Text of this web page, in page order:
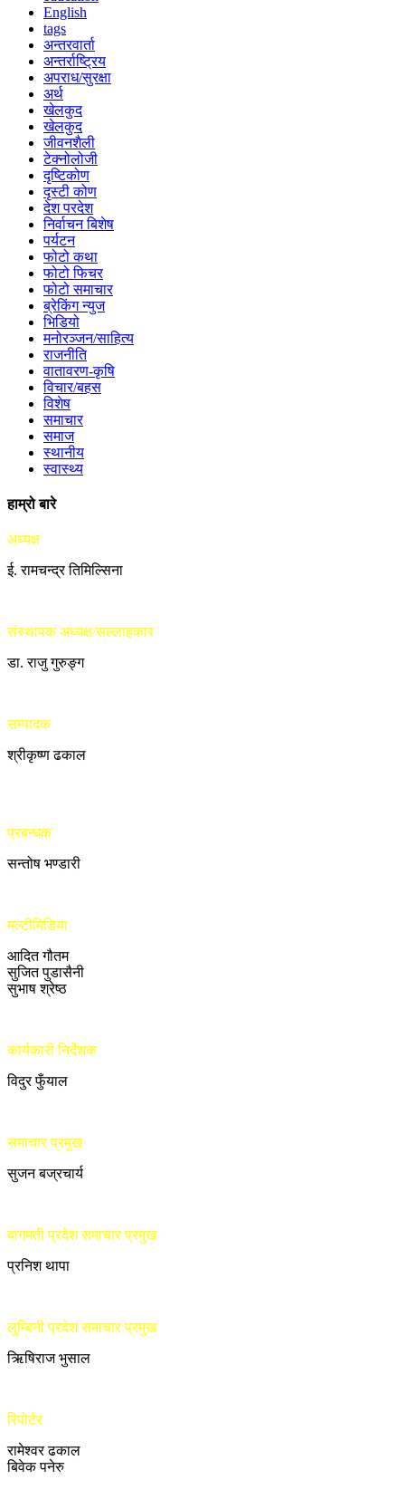
English
tags
अन्तरवार्ता
अन्तर्राष्ट्रिय
अपराध/सुरक्षा
अर्थ
खेलकुद
खेलकुद
जीवनशैली
टेक्नोलोजी
दृष्टिकोण
दृस्टी कोण
देश परदेश
निर्वाचन बिशेष
पर्यटन
फोटो कथा
फोटो फिचर
फोटो समाचार
ब्रेकिंग न्युज
भिडियो
मनोरञ्जन/साहित्य
राजनीति
वातावरण-कृषि
विचार/बहस
विशेष
समाचार
समाज
स्थानीय
स्वास्थ्य
हाम्रो बारे
अध्यक्ष
ई. रामचन्द्र तिमिल्सिना
संस्थापक अध्यक्ष/सल्लाहकार
डा. राजु गुरुङ्ग
सम्पादक
श्रीकृष्ण ढकाल
प्रबन्धक
सन्तोष भण्डारी
मल्टीमिडिया
आदित गौतम
सुजित पुडासैनी
सुभाष श्रेष्ठ
कार्यकारी निर्देशक
विदुर फुँयाल
समाचार प्रमुख
सुजन बज्रचार्य
बागमती प्रदेश समाचार प्रमुख
प्रनिश थापा
लुम्बिनी प्रदेश समाचार प्रमुख
ऋिषिराज भुसाल
रिपोर्टर
रामेश्वर ढकाल
बिवेक पनेरु